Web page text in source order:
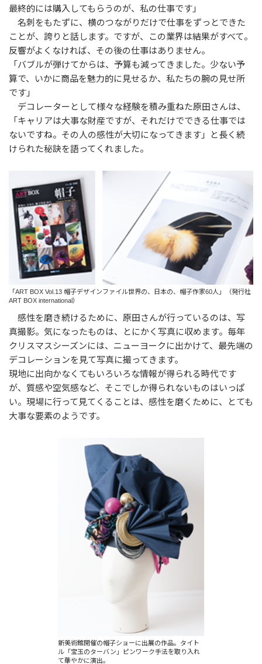
最終的には購入してもらうのが、私の仕事です」
名刺をもたずに、横のつながりだけで仕事をずっとできた
ことが、誇りと話します。ですが、この業界は結果がすべて。
反響がよくなければ、その後の仕事はありません。
「バブルが弾けてからは、予算も減ってきました。少ない予
算で、いかに商品を魅力的に見せるか、私たちの腕の見せ所
です」
デコレーターとして様々な経験を積み重ねた原田さんは、
「キャリアは大事な財産ですが、それだけでできる仕事では
ないですね。その人の感性が大切になってきます」と長く続
けられた秘訣を語ってくれました。
「ART BOX Vol.13 帽子デザインファイル世界の、日本の、帽子作家60人」（発行社
ART BOX international）
感性を磨き続けるために、原田さんが行っているのは、写
真撮影。気になったものは、とにかく写真に収めます。毎年
クリスマスシーズンには、ニューヨークに出かけて、最先端の
デコレーションを見て写真に撮ってきます。
現地に出向かなくてもいろいろな情報が得られる時代です
が、質感や空気感など、そこでしか得られないものはいっぱ
い。現場に行って見てくることは、感性を磨くために、とても
大事な要素のようです。
新美術館開催の帽子ショーに出展の作品。タイト
ル「宝玉のターバン」ピンワーク手法を取り入れ
て華やかに演出。